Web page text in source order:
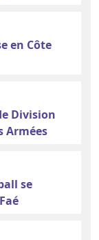
en Côte
Division
Armées
se